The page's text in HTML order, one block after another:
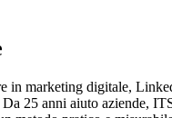
in marketing digitale,
25 anni aiuto aziende,